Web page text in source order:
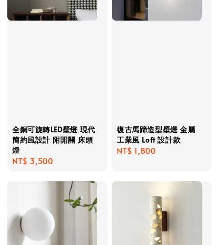
全銅可旋轉LED壁燈 現代
簡約風設計 附開關 床頭
燈
Regular
NT$ 3,500
復古馬蹄造型壁燈 金屬
工業風 Loft 設計款
Regular
NT$ 1,800